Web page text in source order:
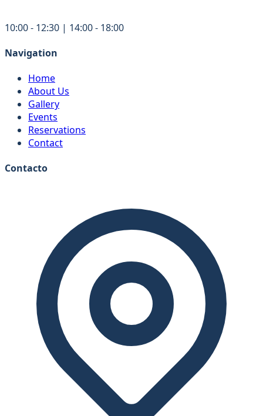
10:00 - 12:30 | 14:00 - 18:00
Navigation
Home
About Us
Gallery
Events
Reservations
Contact
Contacto